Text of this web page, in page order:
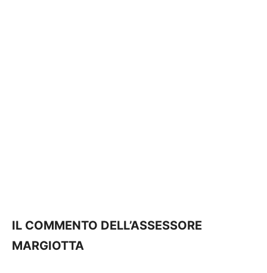
IL COMMENTO DELL’ASSESSORE
MARGIOTTA